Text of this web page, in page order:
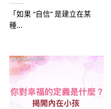
「如果 “自信” 是建立在某
種...